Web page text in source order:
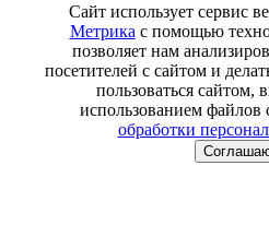
Сайт использует сервис
Метрика с помощью
позволяет нам
посетителей с сайтом и
пользоваться сайтом,
использованием файлов
обработки